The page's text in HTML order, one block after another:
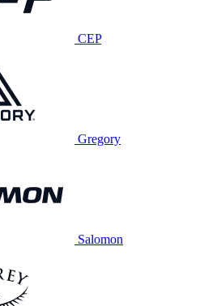
CEP
Gregory
Salomon